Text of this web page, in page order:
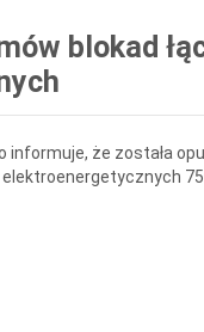
blokad
informuje, że została